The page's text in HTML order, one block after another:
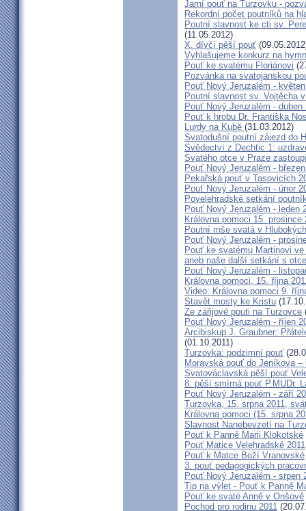
Jarní pouť na Turzovku -
Rekordní počet poutníků na
Poutní slavnost ke cti sv.
(11.05.2012)
X. dívčí pěší pouť
Vyhlašujeme konkurz na
Pouť ke svatému Floriánovi
Pozvánka na svatojanskou
Pouť Nový Jeruzalém -
Poutní slavnost sv. Vojtěcha
Pouť Nový Jeruzalém - duben
Pouť k hrobu Dr. Františka
Lurdy na Kubě (31.03.2012)
Svatodušní poutní zájezd do
Svědectví z Dechtic 1:
Svatého otce v Praze
Pouť Nový Jeruzalém -
Pekařská pouť v Tasovicích
Pouť Nový Jeruzalém - únor
Povelehradské setkání
Pouť Nový Jeruzalém - leden
Královna pomoci 15. prosince
Poutní mše svatá v
Pouť Nový Jeruzalém -
Pouť ke svatému Martinovi
aneb naše další setkání s
Pouť Nový Jeruzalém -
Královna pomoci, 15. října
Video: Královna pomoci 9.
Stavět mosty ke Kristu
Ze zářijové pouti na Turzovce
Pouť Nový Jeruzalém - říjen
Arcibiskup J. Graubner:
(01.10.2011)
Turzovka: podzimní pouť
Moravská pouť do Jeníkova
Svatováclavská pěší pouť
8. pěší smírná pouť P.MUDr.
Pouť Nový Jeruzalém - září
Turzovka, 15. srpna 2011,
Královna pomoci (15. srpna
Slavnost Nanebevzetí na
Pouť k Panně Marii Klokotské
Pouť Matice Velehradské 2011
Pouť k Matce Boží Vranovské
3. pouť pedagogických
Pouť Nový Jeruzalém - srpen
Tip na výlet - Pouť k Panně
Pouť ke svaté Anně v Onšově
Pochod pro rodinu 2011